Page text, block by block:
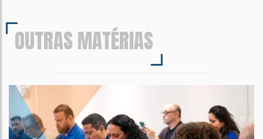
OUTRAS MATÉRIAS